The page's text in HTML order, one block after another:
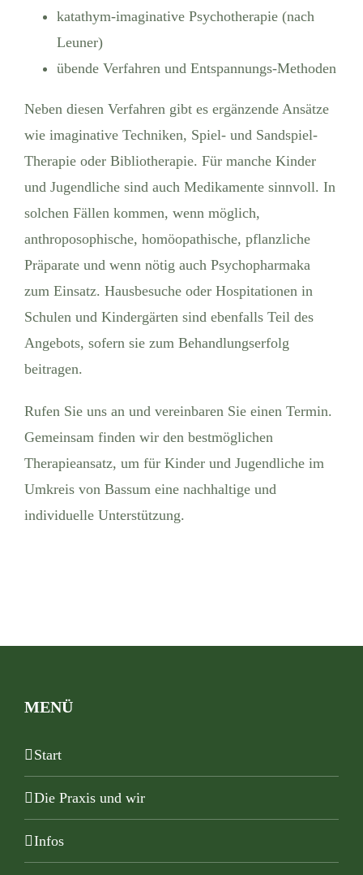
katathym-imaginative Psychotherapie (nach
Leuner)
übende Verfahren und Entspannungs-Methoden
Neben diesen Verfahren gibt es ergänzende Ansätze
wie imaginative Techniken, Spiel- und Sandspiel-
Therapie oder Bibliotherapie. Für manche Kinder
und Jugendliche sind auch Medikamente sinnvoll. In
solchen Fällen kommen, wenn möglich,
anthroposophische, homöopathische, pflanzliche
Präparate und wenn nötig auch Psychopharmaka
zum Einsatz. Hausbesuche oder Hospitationen in
Schulen und Kindergärten sind ebenfalls Teil des
Angebots, sofern sie zum Behandlungserfolg
beitragen.
Rufen Sie uns an und vereinbaren Sie einen Termin.
Gemeinsam finden wir den bestmöglichen
Therapieansatz, um für Kinder und Jugendliche im
Umkreis von Bassum eine nachhaltige und
individuelle Unterstützung.
MENÜ
Start
Die Praxis und wir
Infos